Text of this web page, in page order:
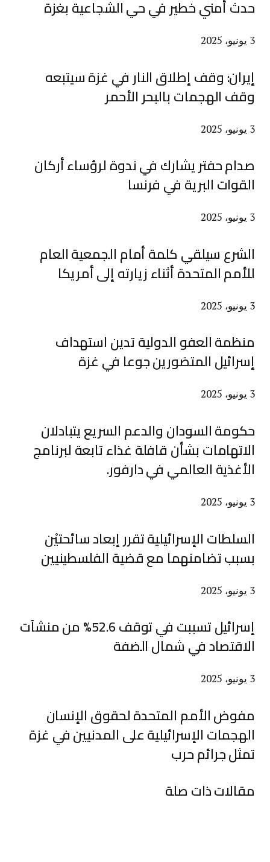
حدث أمني خطير في حي الشجاعية بغزة
3 يونيو، 2025
إيران: وقف إطلاق النار في غزة سيتبعه
وقف الهجمات بالبحر الأحمر
3 يونيو، 2025
صدام حفتر يشارك في ندوة لرؤساء أركان
القوات البرية في فرنسا
3 يونيو، 2025
الشرع سيلقي كلمة أمام الجمعية العام
للأمم المتحدة أثناء زيارته إلى أمريكا
3 يونيو، 2025
منظمة العفو الدولية تدين استهداف
إسرائيل المتضورين جوعا في غزة
3 يونيو، 2025
حكومة السودان والدعم السريع يتبادلان
الاتهامات بشأن قافلة غذاء تابعة لبرنامج
الأغذية العالمي في دارفور.
3 يونيو، 2025
السلطات الإسرائيلية تقرر إبعاد سائحتيْن
بسبب تضامنهما مع قضية الفلسطينيين
3 يونيو، 2025
إسرائيل تسببت في توقف 52.6% من منشآت
الاقتصاد في شمال الضفة
3 يونيو، 2025
مفوض الأمم المتحدة لحقوق الإنسان
الهجمات الإسرائيلية على المدنيين في غزة
تمثل جرائم حرب
مقالات ذات صلة